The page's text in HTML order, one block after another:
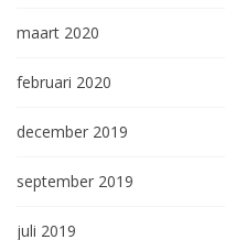
maart 2020
februari 2020
december 2019
september 2019
juli 2019